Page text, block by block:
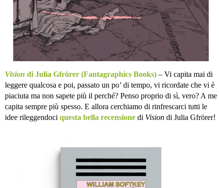
Vision di Julia Gfrörer (Fantagraphics Books) – Vi capita mai di
leggere qualcosa e poi, passato un po’ di tempo, vi ricordate che vi è
piaciuta ma non sapete più il perché? Penso proprio di sì, vero? A me
capita sempre più spesso. E allora cerchiamo di rinfrescarci tutti le
idee rileggendoci questa bella recensione di Vision di Julia Gfrörer!